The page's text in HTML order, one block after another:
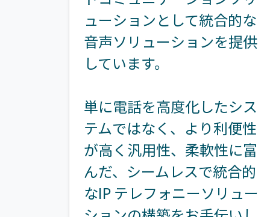
ューションとして統合的な
音声ソリューションを提供
しています。
単に電話を高度化したシス
テムではなく、より利便性
が高く汎用性、柔軟性に富
んだ、シームレスで統合的
なIP テレフォニーソリュー